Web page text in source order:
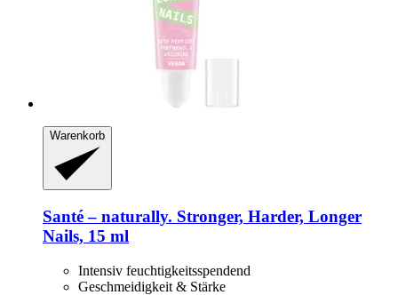
Warenkorb
Santé – naturally. Stronger, Harder, Longer
Nails, 15 ml
Intensiv feuchtigkeitsspendend
Geschmeidigkeit & Stärke